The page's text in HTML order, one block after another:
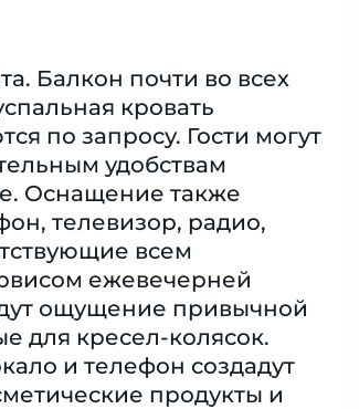
Балкон почти во всех
кровать
по запросу. Гости могут
удобствам
Оснащение также
телевизор, радио,
всем
ежевечерней
ощущение привычной
для кресел-колясок.
и телефон создадут
продукты и